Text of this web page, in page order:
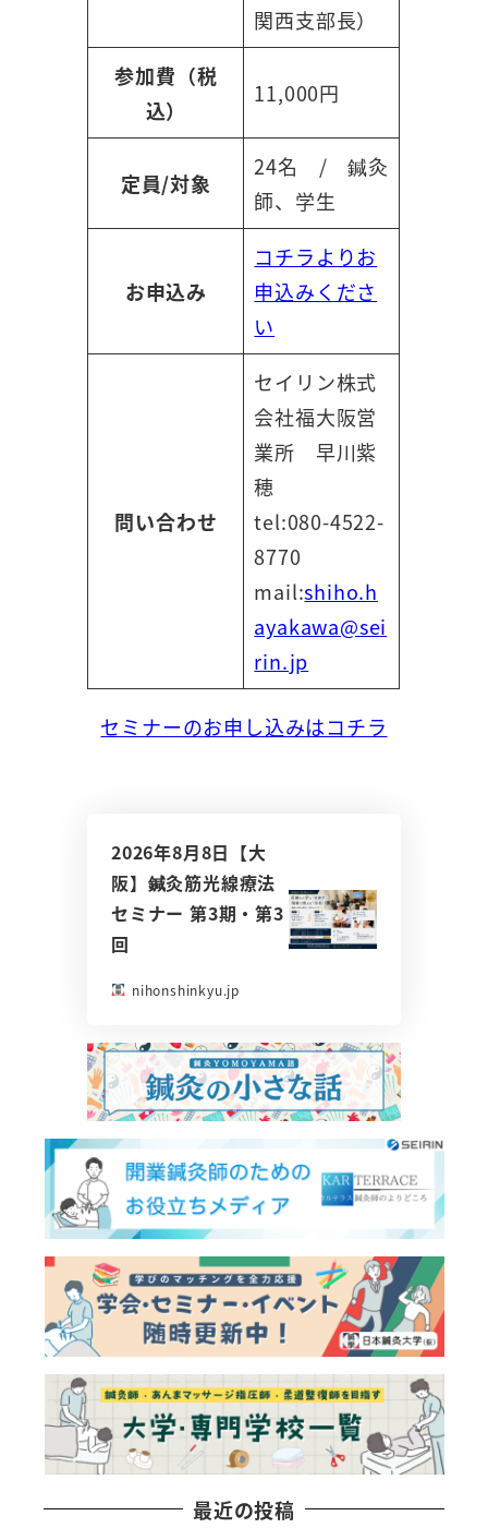
関西支部長）
参加費（税
込）
11,000円
定員/対象
24名 / 鍼灸
師、学生
お申込み
コチラよりお
申込みくださ
い
問い合わせ
セイリン株式
会社福大阪営
業所 早川紫
穂
tel:080-4522-
8770
mail:shiho.h
ayakawa@sei
rin.jp
セミナーのお申し込みはコチラ
2026年8月8日【大
阪】鍼灸筋光線療法
セミナー 第3期・第3
回
nihonshinkyu.jp
最近の投稿